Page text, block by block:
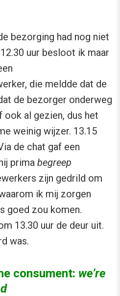
bezorging had nog niet
uur besloot ik maar
die meldde dat de
de bezorger onderweg
ook al gezien, dus het
weinig wijzer. 13.15
de chat gaf een
prima begreep
zijn gedrild om
ik mij zorgen
goed zou komen.
13.30 uur de deur uit.
was.
consument: we’re